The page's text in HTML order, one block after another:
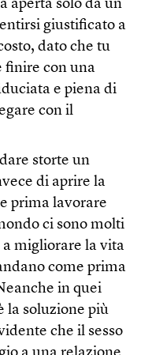
aperta solo da un
giustificato a
dato che tu
finire con una
e piena di
con il
storte un
di aprire la
prima lavorare
ci sono molti
migliorare la vita
come prima
in quei
la soluzione più
che il sesso